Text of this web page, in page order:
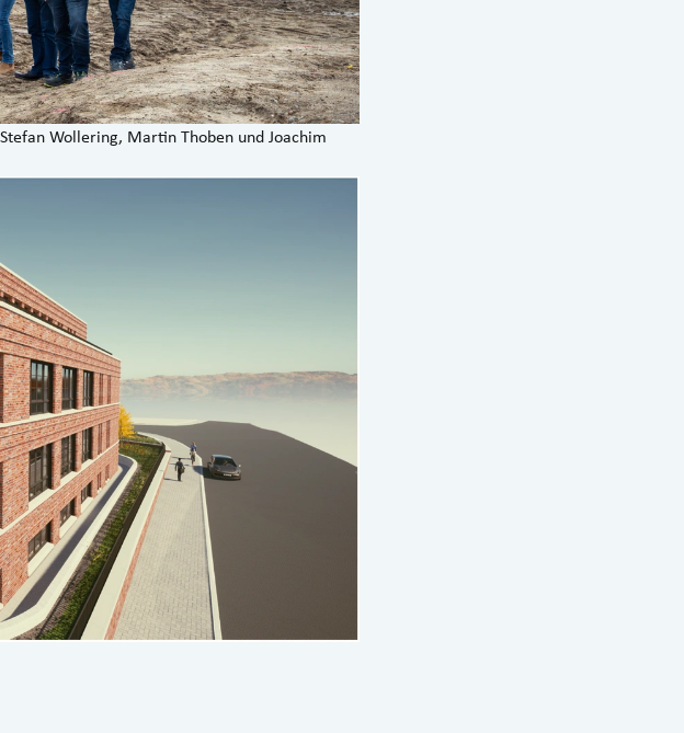
Wollering, Martin Thoben und Joachim